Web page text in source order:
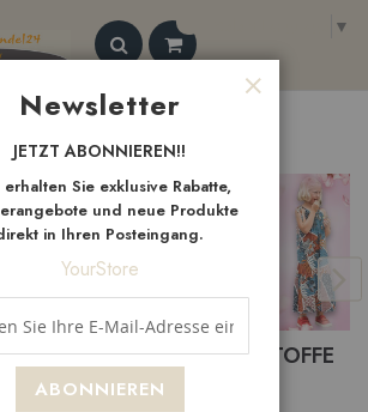
▼
Search
NeueArtikel
BEKLEIDUNGSTOFFE
Newsletter
JETZT ABONNIEREN!!
erhalten Sie exklusive Rabatte,
und neue Produkte
in Ihren Posteingang.
YourStore
ABONNIEREN